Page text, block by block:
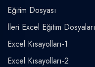
Eğitim Dosyası
İleri Excel Eğitim Dosyaları
Excel Kısayolları-1
Excel Kısayolları-2